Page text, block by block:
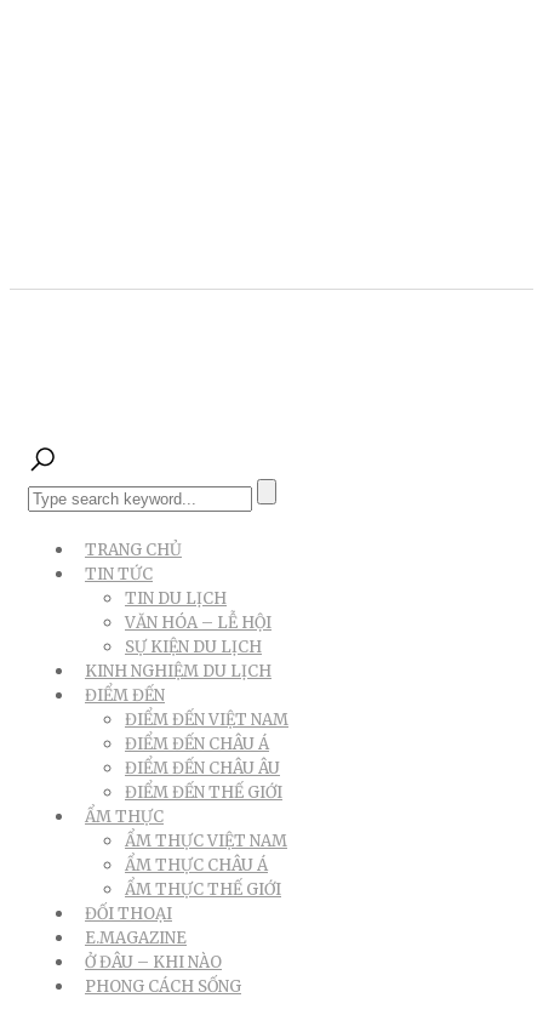
TRANG CHỦ
TIN TỨC
TIN DU LỊCH
VĂN HÓA – LỄ HỘI
SỰ KIỆN DU LỊCH
KINH NGHIỆM DU LỊCH
ĐIỂM ĐẾN
ĐIỂM ĐẾN VIỆT NAM
ĐIỂM ĐẾN CHÂU Á
ĐIỂM ĐẾN CHÂU ÂU
ĐIỂM ĐẾN THẾ GIỚI
ẨM THỰC
ẨM THỰC VIỆT NAM
ẨM THỰC CHÂU Á
ẨM THỰC THẾ GIỚI
ĐỐI THOẠI
E.MAGAZINE
Ở ĐÂU – KHI NÀO
PHONG CÁCH SỐNG